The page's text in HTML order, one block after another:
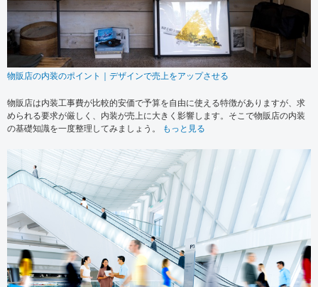
物販店の内装のポイント｜デザインで売上をアップさせる
物販店は内装工事費が比較的安価で予算を自由に使える特徴がありますが、求
められる要求が厳しく、内装が売上に大きく影響します。そこで物販店の内装
の基礎知識を一度整理してみましょう。
もっと見る